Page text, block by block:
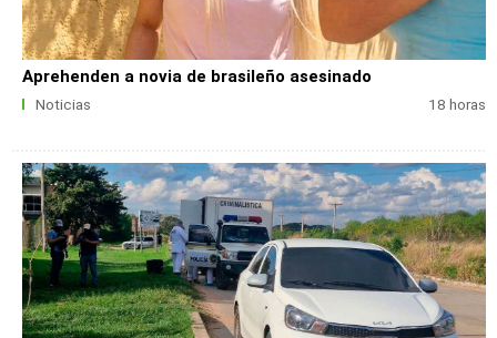
Aprehenden a novia de brasileño asesinado
Noticias 18 horas